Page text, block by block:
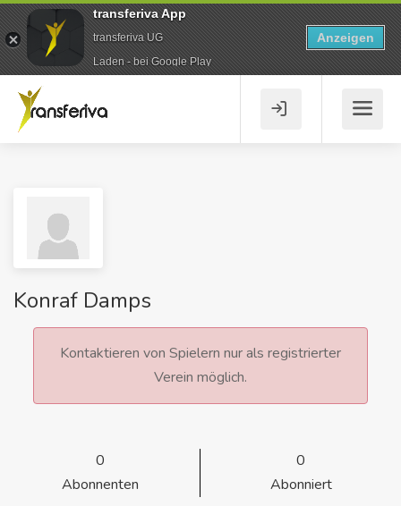
Konraf Damps
Kontaktieren von Spielern nur als registrierter
Verein möglich.
0
Abonnenten
0
Abonniert
transferiva App
transferiva UG
Laden - bei Google Play
Anzeigen